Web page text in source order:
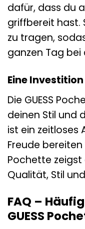
dafür, dass du
griffbereit hast.
zu tragen,
ganzen Tag bei
Eine
Die GUESS
deinen Stil und
ist ein zeitloses
Freude bereiten
Pochette
Qualität, Stil
FAQ –
GUESS